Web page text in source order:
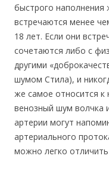
быстрого наполнения
встречаются менее
18 лет. Если они
сочетаются либо с
другими
шумом Стила), и
же самое относится
венозный шум волчка
артерии могут
артериального
можно легко